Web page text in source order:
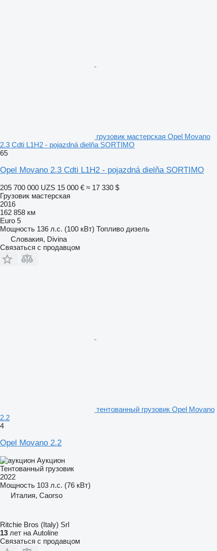
грузовик мастерская Opel Movano
2.3 Cdti L1H2 - pojazdná dielňa SORTIMO
65
Opel Movano 2.3 Cdti L1H2 - pojazdná dielňa SORTIMO
205 700 000 UZS 15 000 € ≈ 17 330 $
Грузовик мастерская
2016
162 858 км
Euro 5
Мощность 136 л.с. (100 кВт) Топливо дизель
Словакия, Divina
Связаться с продавцом
тентованный грузовик Opel Movano
2.2
4
Opel Movano 2.2
Аукцион
Тентованный грузовик
2022
Мощность 103 л.с. (76 кВт)
Италия, Caorso
Ritchie Bros (Italy) Srl
13 лет на Autoline
Связаться с продавцом